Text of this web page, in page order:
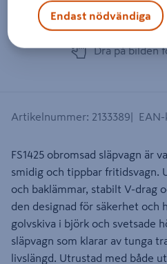
Dra på bilden
Artikelnummer: 2133389 EAN-
FS1425 obromsad släpvagn är
smidig och tippbar fritidsvagn.
och baklämmar, stabilt V-drag
den designad för säkerhet och
golvskiva i björk och svetsade
släpvagn som klarar av tunga
livslängd. Utrustad med både
Endast nödvändiga